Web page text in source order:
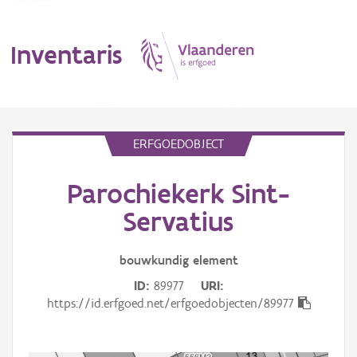
Inventaris
Erfgoedobject
ERFGOEDOBJECT
Parochiekerk Sint-
Servatius
bouwkundig element
ID 89977
URI
https://id.erfgoed.net/erfgoedobjecten/89977